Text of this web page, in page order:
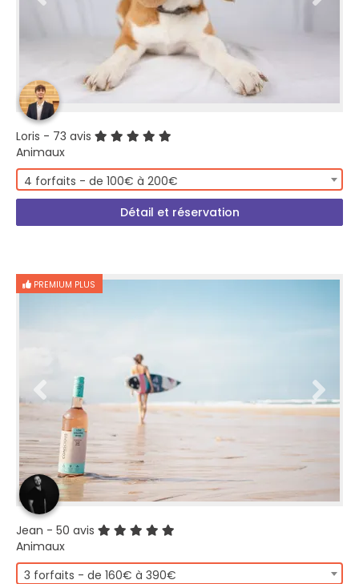
Loris - 73 avis
Animaux
4 forfaits - de 100€ à 200€
Détail et réservation
PREMIUM PLUS
Jean - 50 avis
Animaux
3 forfaits - de 160€ à 390€